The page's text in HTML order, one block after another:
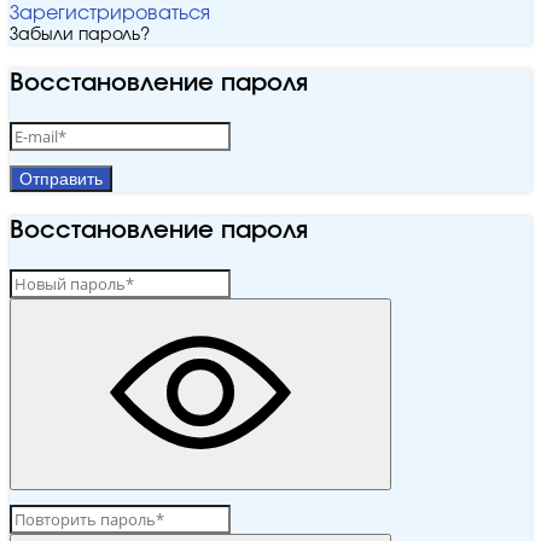
Зарегистрироваться
Забыли пароль?
Восстановление пароля
Отправить
Восстановление пароля